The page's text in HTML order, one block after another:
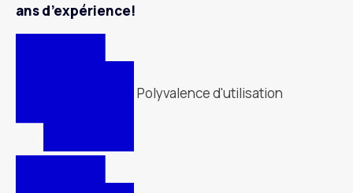
ans d’expérience!
Polyvalence d'utilisation